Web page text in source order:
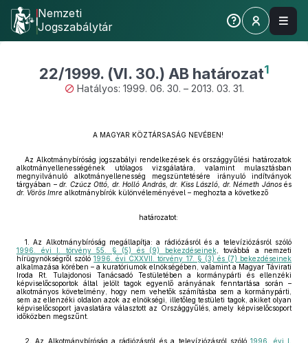
Nemzeti
Jogszabálytár
22/1999. (VI. 30.) AB határozat1
Hatályos: 1999. 06. 30. – 2013. 03. 31.
A MAGYAR KÖZTÁRSASÁG NEVÉBEN!
Az Alkotmánybíróság jogszabályi rendelkezések és országgyűlési határozatok
alkotmányellenességének utólagos vizsgálatára, valamint mulasztásban
megnyilvánuló alkotmányellenesség megszüntetésére irányuló indítványok
tárgyában – dr. Czúcz Ottó, dr. Holló András, dr. Kiss László, dr. Németh Jánosés
dr. Vörös Imre alkotmánybírók különvéleményével – meghozta a következő
határozatot:
1. Az Alkotmánybíróság megállapítja: a rádiózásról és a televíziózásról szóló
1996. évi I. törvény 55. § (5) és (9) bekezdéseinek, továbbá a nemzeti
hírügynökségről szóló1996. évi CXXVII. törvény 17. § (3) és (7) bekezdéseinek
alkalmazása körében – a kuratóriumok elnökségében, valamint a Magyar Távirati
Iroda Rt. Tulajdonosi Tanácsadó Testületében a kormánypárti és ellenzéki
képviselőcsoportok által jelölt tagok egyenlő arányának fenntartása során –
alkotmányos követelmény, hogy nem vehetők számításba sem a kormánypárti,
sem az ellenzéki oldalon azok az elnökségi, illetőleg testületi tagok, akiket olyan
képviselőcsoport javaslatára választott az Országgyűlés, amely képviselőcsoport
időközben megszűnt.
2. Az Alkotmánybíróság a rádiózásról és a televíziózásról szóló1996. évi I.